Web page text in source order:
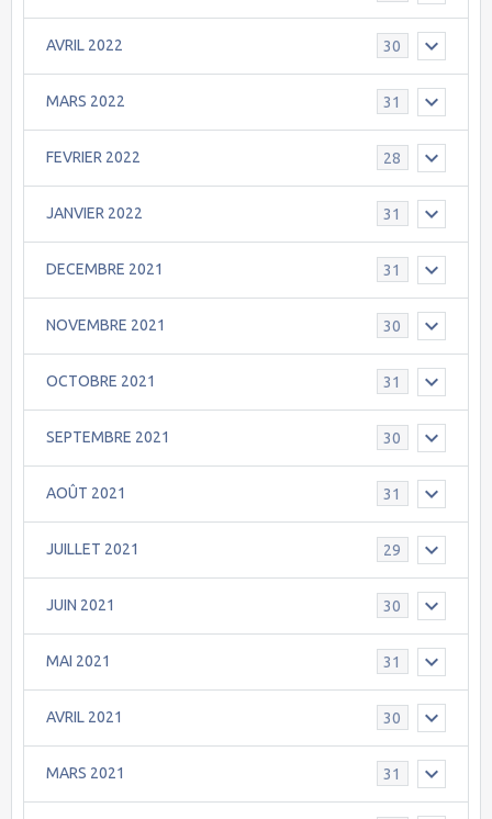
AVRIL 2022 30
MARS 2022 31
FEVRIER 2022 28
JANVIER 2022 31
DECEMBRE 2021 31
NOVEMBRE 2021 30
OCTOBRE 2021 31
SEPTEMBRE 2021 30
AOÛT 2021 31
JUILLET 2021 29
JUIN 2021 30
MAI 2021 31
AVRIL 2021 30
MARS 2021 31